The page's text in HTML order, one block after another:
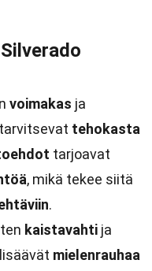
voimakas ja
tehokasta
tarjoavat
, mikä tekee siitä
.
kaistavahti ja
mielenrauhaa